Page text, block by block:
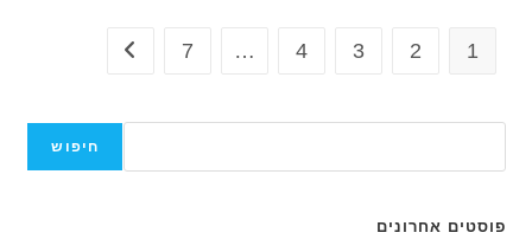
תנאים
והגשה
1
2
3
4
…
7 מעבר לעמוד הבא
חיפוש
פוסטים אחרונים